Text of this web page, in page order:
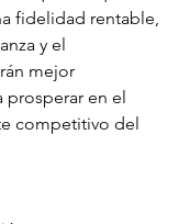
fidelidad rentable,
y el
mejor
en el
competitivo del